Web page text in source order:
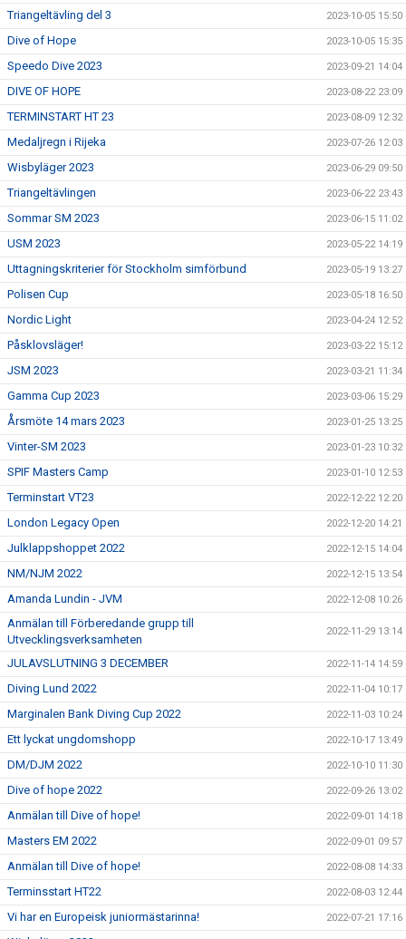
Triangeltävling del 3 2023-10-05 15:50
Dive of Hope 2023-10-05 15:35
Speedo Dive 2023 2023-09-21 14:04
DIVE OF HOPE 2023-08-22 23:09
TERMINSTART HT 23 2023-08-09 12:32
Medaljregn i Rijeka 2023-07-26 12:03
Wisbyläger 2023 2023-06-29 09:50
Triangeltävlingen 2023-06-22 23:43
Sommar SM 2023 2023-06-15 11:02
USM 2023 2023-05-22 14:19
Uttagningskriterier för Stockholm simförbund 2023-05-19 13:27
Polisen Cup 2023-05-18 16:50
Nordic Light 2023-04-24 12:52
Påsklovsläger! 2023-03-22 15:12
JSM 2023 2023-03-21 11:34
Gamma Cup 2023 2023-03-06 15:29
Årsmöte 14 mars 2023 2023-01-25 13:25
Vinter-SM 2023 2023-01-23 10:32
SPIF Masters Camp 2023-01-10 12:53
Terminstart VT23 2022-12-22 12:20
London Legacy Open 2022-12-20 14:21
Julklappshoppet 2022 2022-12-15 14:04
NM/NJM 2022 2022-12-15 13:54
Amanda Lundin - JVM 2022-12-08 10:26
Anmälan till Förberedande grupp till
Utvecklingsverksamheten
2022-11-29 13:14
JULAVSLUTNING 3 DECEMBER 2022-11-14 14:59
Diving Lund 2022 2022-11-04 10:17
Marginalen Bank Diving Cup 2022 2022-11-03 10:24
Ett lyckat ungdomshopp 2022-10-17 13:49
DM/DJM 2022 2022-10-10 11:30
Dive of hope 2022 2022-09-26 13:02
Anmälan till Dive of hope! 2022-09-01 14:18
Masters EM 2022 2022-09-01 09:57
Anmälan till Dive of hope! 2022-08-08 14:33
Terminsstart HT22 2022-08-03 12:44
Vi har en Europeisk juniormästarinna! 2022-07-21 17:16